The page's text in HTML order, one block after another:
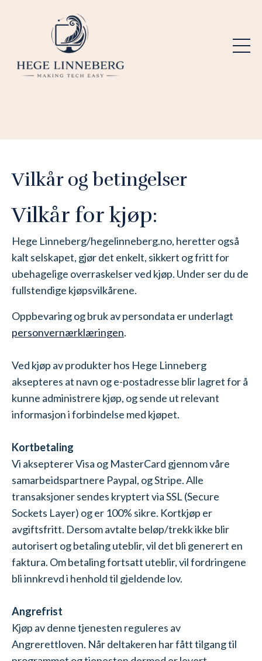
Vilkår og betingelser
Vilkår for kjøp:
Hege Linneberg/hegelinneberg.no, heretter også
kalt selskapet, gjør det enkelt, sikkert og fritt for
ubehagelige overraskelser ved kjøp. Under ser du de
fullstendige kjøpsvilkårene.
Oppbevaring og bruk av persondata er underlagt
personvernærklæringen.
Ved kjøp av produkter hos Hege Linneberg
aksepteres at navn og e-postadresse blir lagret for å
kunne administrere kjøp, og sende ut relevant
informasjon i forbindelse med kjøpet.
Kortbetaling
Vi aksepterer Visa og MasterCard gjennom våre
samarbeidspartnere Paypal, og Stripe. Alle
transaksjoner sendes kryptert via SSL (Secure
Sockets Layer) og er 100% sikre. Kortkjøp er
avgiftsfritt. Dersom avtalte beløp/trekk ikke blir
autorisert og betaling uteblir, vil det bli generert en
faktura. Om betaling fortsatt uteblir, vil fordringene
bli innkrevd i henhold til gjeldende lov.
Angrefrist
Kjøp av denne tjenesten reguleres av
Angrerettloven. Når deltakeren har fått tilgang til